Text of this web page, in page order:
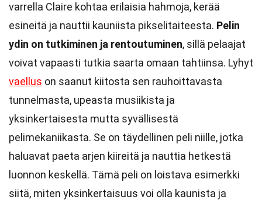
varrella Claire kohtaa erilaisia hahmoja, kerää
esineitä ja nauttii kauniista pikselitaiteesta. Pelin
ydin on tutkiminen ja rentoutuminen, sillä pelaajat
voivat vapaasti tutkia saarta omaan tahtiinsa. Lyhyt
vaellus on saanut kiitosta sen rauhoittavasta
tunnelmasta, upeasta musiikista ja
yksinkertaisesta mutta syvällisestä
pelimekaniikasta. Se on täydellinen peli niille, jotka
haluavat paeta arjen kiireitä ja nauttia hetkestä
luonnon keskellä. Tämä peli on loistava esimerkki
siitä, miten yksinkertaisuus voi olla kaunista ja